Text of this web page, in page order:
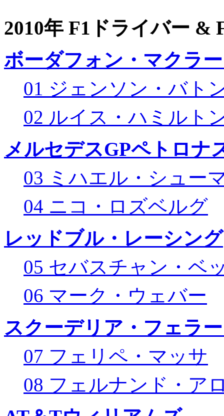
2010年 F1ドライバー &
ボーダフォン・マクラ
01 ジェンソン・バト
02 ルイス・ハミルト
メルセデスGPペトロナ
03 ミハエル・シュー
04 ニコ・ロズベルグ
レッドブル・レーシング
05 セバスチャン・ベ
06 マーク・ウェバー
スクーデリア・フェラ
07 フェリペ・マッサ
08 フェルナンド・ア